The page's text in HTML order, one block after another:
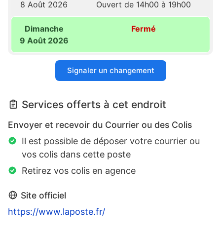
8 Août 2026
Ouvert de 14h00 à 19h00
Dimanche
9 Août 2026
Fermé
Signaler un changement
Services offerts à cet endroit
Envoyer et recevoir du Courrier ou des Colis
Il est possible de déposer votre courrier ou
vos colis dans cette poste
Retirez vos colis en agence
Site officiel
https://www.laposte.fr/